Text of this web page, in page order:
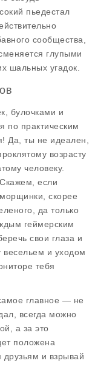
пьедестал
сообщества,
глупыми
шальных угадок.
булочками и
по практическим
Да, ты не идеален,
возрасту
человеку.
если
скорее
да только
геймерским
свои глаза и
и уходом
тебя
главное — не
всегда можно
а за это
положена
друзьям и взрывай